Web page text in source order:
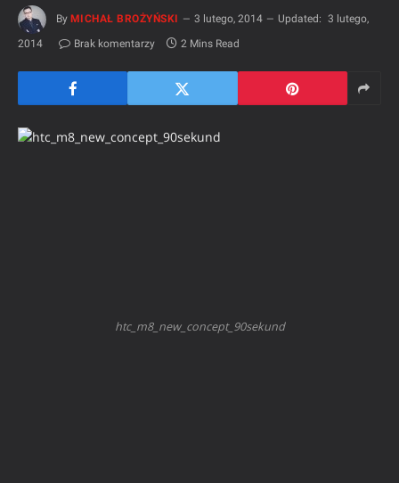
By MICHAŁ BROŻYŃSKI 3 lutego, 2014 Updated: 3 lutego,
2014
Brak komentarzy 2 Mins Read
htc_m8_new_concept_90sekund